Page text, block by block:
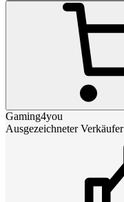
Gaming4you
Ausgezeichneter Verkäufer